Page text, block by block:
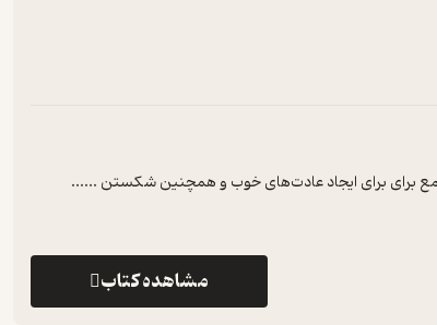
جامع برای برای ایجاد عادت‌های خوب و همچنین شکستن ......
مشاهده کتاب